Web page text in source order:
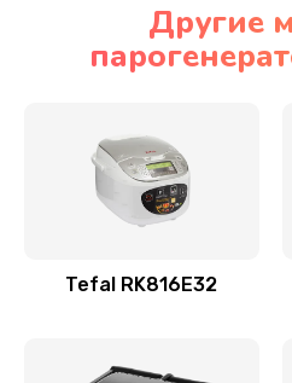
Другие
Tefal RK816E32